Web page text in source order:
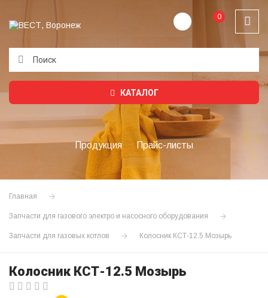
0
КАТАЛОГ
Продукция Прайс-листы
Главная
Запчасти для газового электро и насосного оборудования
Запчасти для газовых котлов Колосник КСТ-12.5 Мозырь
Колосник КСТ-12.5 Мозырь